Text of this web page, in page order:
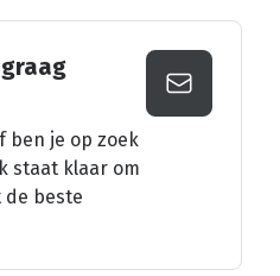
ben je op zoek
staat klaar om
de beste